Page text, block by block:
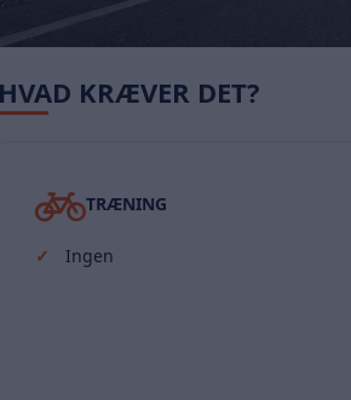
HVAD KRÆVER DET?
TRÆNING
Ingen